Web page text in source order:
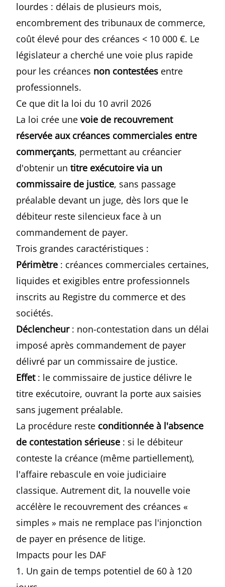
lourdes : délais de plusieurs mois,
encombrement des tribunaux de commerce,
coût élevé pour des créances < 10 000 €. Le
législateur a cherché une voie plus rapide
pour les créances non contestées entre
professionnels.
Ce que dit la loi du 10 avril 2026
La loi crée une voie de recouvrement
réservée aux créances commerciales entre
commerçants, permettant au créancier
d'obtenir un titre exécutoire via un
commissaire de justice, sans passage
préalable devant un juge, dès lors que le
débiteur reste silencieux face à un
commandement de payer.
Trois grandes caractéristiques :
Périmètre : créances commerciales certaines,
liquides et exigibles entre professionnels
inscrits au Registre du commerce et des
sociétés.
Déclencheur: non-contestation dans un délai
imposé après commandement de payer
délivré par un commissaire de justice.
Effet: le commissaire de justice délivre le
titre exécutoire, ouvrant la porte aux saisies
sans jugement préalable.
La procédure reste conditionnée à l'absence
de contestation sérieuse : si le débiteur
conteste la créance (même partiellement),
l'affaire rebascule en voie judiciaire
classique. Autrement dit, la nouvelle voie
accélère le recouvrement des créances «
simples » mais ne remplace pas l'injonction
de payer en présence de litige.
Impacts pour les DAF
1. Un gain de temps potentiel de 60 à 120